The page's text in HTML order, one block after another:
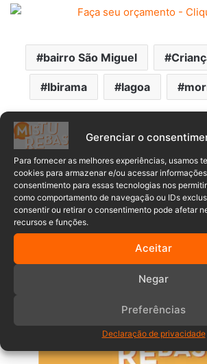
Gerenciar o
Para fornecer as melhores experiências, usamos
cookies para armazenar e/ou acessar
consentimento para essas tecnologias nos
como comportamento de navegação ou IDs
consentir ou retirar o consentimento pode afetar
recursos e funções.
Aceitar
Negar
Preferências
Declaração de privacidade
bairro São Miguel
Ibirama lagoa
Comentários
Anuncia – Lateral